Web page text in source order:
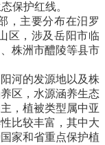
保护红线。
主要分布在汨罗
区，涉及岳阳市临
株洲市醴陵等县市
河的发源地以及株
区，水源涵养生态
，植被类型属中亚
比较丰富，其中大
家和省重点保护植